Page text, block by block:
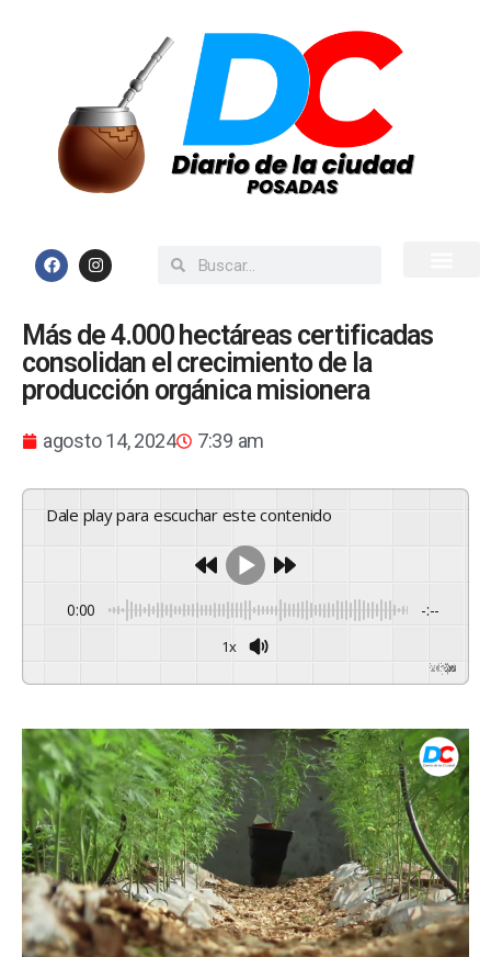
Más de 4.000 hectáreas certificadas
consolidan el crecimiento de la
producción orgánica misionera
agosto 14, 2024 7:39 am
Dale play para escuchar este contenido
0:00 -:--
1x
GSpeech